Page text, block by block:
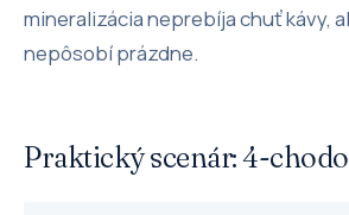
mineralizácia neprebíja chuť kávy,
nepôsobí prázdne.
Praktický scenár: 4-